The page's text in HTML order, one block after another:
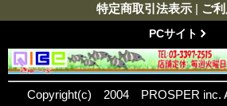
特定商取引法表示 | ご
PCサイト
Copyright(c) 2004 PROSPER inc.